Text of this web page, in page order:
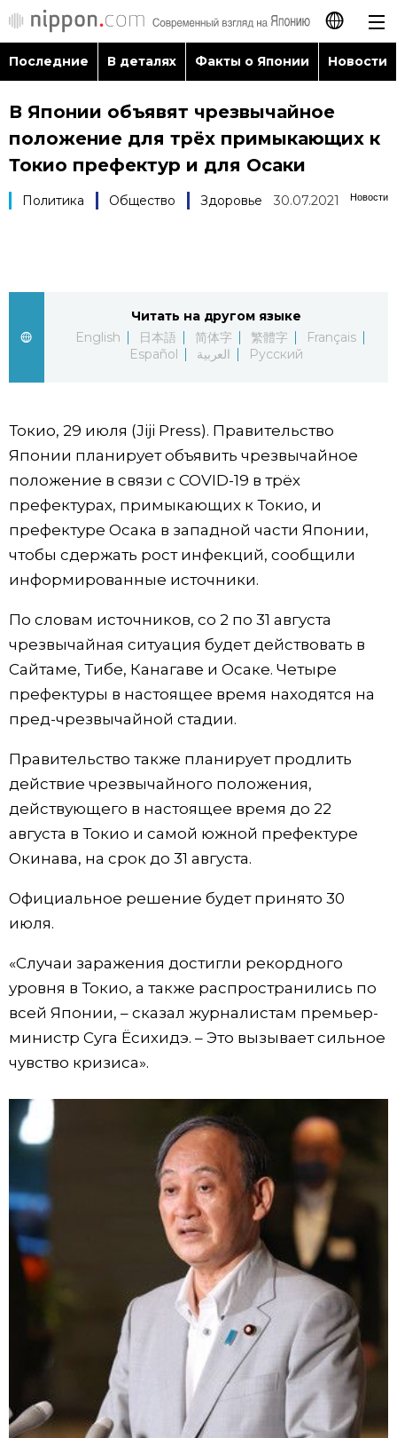
日本語
English
繁體字
العربية
Последние
Фото/Видео
Разделы
Люди
Блог
Политика
Экономика
Общество
Культура
Жизнь
Токио
От редакции
Популярные статьи
Японский язык
Японский калейдоскоп
Семья
Еда и напитки
official SNS
Последние В деталях Факты о Японии Новости
В Японии объявят чрезвычайное
положение для трёх примыкающих к
Токио префектур и для Осаки
Новости
Политика Общество Здоровье 30.07.2021
Читать на другом языке
English
日本語 简体字 繁體字
Français
Español
العربية Русский
Токио, 29 июля (Jiji Press). Правительство
Японии планирует объявить чрезвычайное
положение в связи с COVID-19 в трёх
префектурах, примыкающих к Токио, и
префектуре Осака в западной части Японии,
чтобы сдержать рост инфекций, сообщили
информированные источники.
По словам источников, со 2 по 31 августа
чрезвычайная ситуация будет действовать в
Сайтаме, Тибе, Канагаве и Осаке. Четыре
префектуры в настоящее время находятся на
пред-чрезвычайной стадии.
Правительство также планирует продлить
действие чрезвычайного положения,
действующего в настоящее время до 22
августа в Токио и самой южной префектуре
Окинава, на срок до 31 августа.
Официальное решение будет принято 30
июля.
«Случаи заражения достигли рекордного
уровня в Токио, а также распространились по
всей Японии, – сказал журналистам премьер-
министр Суга Ёсихидэ. – Это вызывает сильное
чувство кризиса».